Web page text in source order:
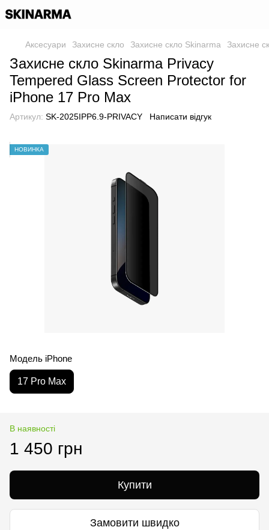
Аксесуари Захисне скло Захисне скло Skinarma Захисне
Захисне скло Skinarma Privacy
Tempered Glass Screen Protector for
iPhone 17 Pro Max
Артикул: SK-2025IPP6.9-PRIVACY Написати відгук
НОВИНКА
Модель iPhone
17 Pro Max
В наявності
1 450 грн
Купити
Замовити швидко